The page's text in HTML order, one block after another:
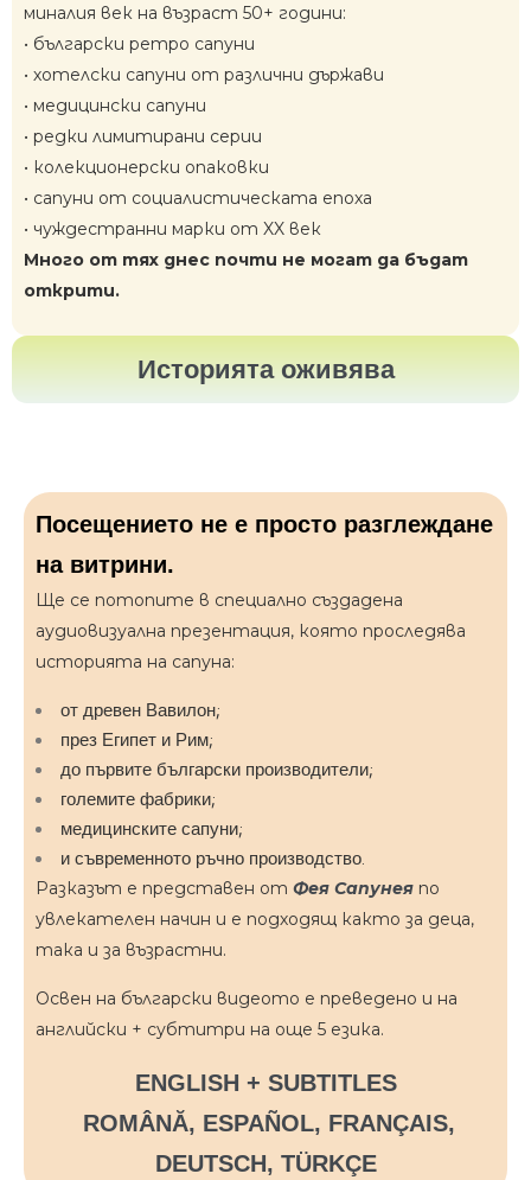
миналия век на възраст 50+ години:
• български ретро сапуни
• хотелски сапуни от различни държави
• медицински сапуни
• редки лимитирани серии
• колекционерски опаковки
• сапуни от социалистическата епоха
• чуждестранни марки от XX век
Много от тях днес почти не могат да бъдат
открити.
Историята оживява
Посещението не е просто разглеждане
на витрини.
Ще се потопите в специално създадена
аудиовизуална презентация, която проследява
историята на сапуна:
от древен Вавилон;
през Египет и Рим;
до първите български производители;
големите фабрики;
медицинските сапуни;
и съвременното ръчно производство.
Разказът е представен от Фея Сапунея по
увлекателен начин и е подходящ както за деца,
така и за възрастни.
Освен на български видеото е преведено и на
английски + субтитри на още 5 езика.
ENGLISH + SUBTITLES
ROMÂNĂ, ESPAÑOL, FRANÇAIS,
DEUTSCH, TÜRKÇE